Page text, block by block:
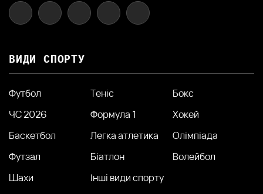
ВИДИ СПОРТУ
Футбол Теніс
Бокс
ЧС 2026
Формула 1
Хокей
Баскетбол
Легка атлетика
Олімпіада
Футзал
Біатлон
Волейбол
Шахи
Інші види спорту